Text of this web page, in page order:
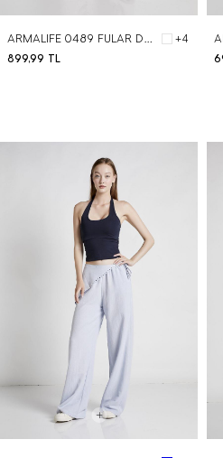
BEDEN SEÇ
ARMALIFE 0489 FULAR DETAYLI BEL LASTİKLİ CEPLİ KADIN PANTOLON
+4
899,99 TL